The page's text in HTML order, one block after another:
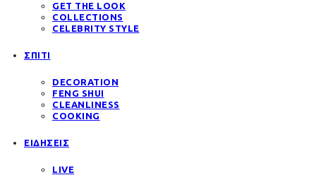
GET THE LOOK
COLLECTIONS
CELEBRITY STYLE
ΣΠΙΤΙ
DECORATION
FENG SHUI
CLEANLINESS
COOKING
ΕΙΔΗΣΕΙΣ
LIVE